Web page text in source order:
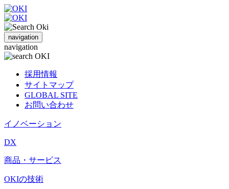
navigation
navigation
採用情報
サイトマップ
GLOBAL SITE
お問い合わせ
イノベーション
DX
商品・サービス
OKIの技術